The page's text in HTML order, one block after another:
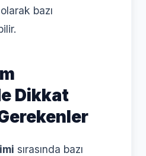
olarak bazı
Dikkat
sırasında bazı